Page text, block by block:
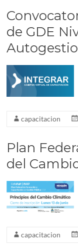
de GDE
capacitacion
Plan
del
capacitacion